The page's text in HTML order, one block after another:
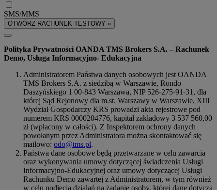
SMS/MMS
OTWÓRZ RACHUNEK TESTOWY »
Polityka Prywatności OANDA TMS Brokers S.A. – Rachunek
Demo, Usługa Informacyjno- Edukacyjna
Administratorem Państwa danych osobowych jest OANDA
TMS Brokers S.A. z siedzibą w Warszawie, Rondo
Daszyńskiego 1 00-843 Warszawa, NIP 526-275-91-31, dla
której Sąd Rejonowy dla m.st. Warszawy w Warszawie, XIII
Wydział Gospodarczy KRS prowadzi akta rejestrowe pod
numerem KRS 0000204776, kapitał zakładowy 3 537 560,00
zł (wpłacony w całości). Z Inspektorem ochrony danych
powołanym przez Administratora można skontaktować się
mailowo: odo@tms.pl.
Państwa dane osobowe będą przetwarzane w celu zawarcia
oraz wykonywania umowy dotyczącej świadczenia Usługi
Informacyjno-Edukacyjnej oraz umowy dotyczącej Usługi
Rachunku Demo zawartej z Administratorem, w tym również
w celu podjęcia działań na żądanie osoby, której dane dotyczą